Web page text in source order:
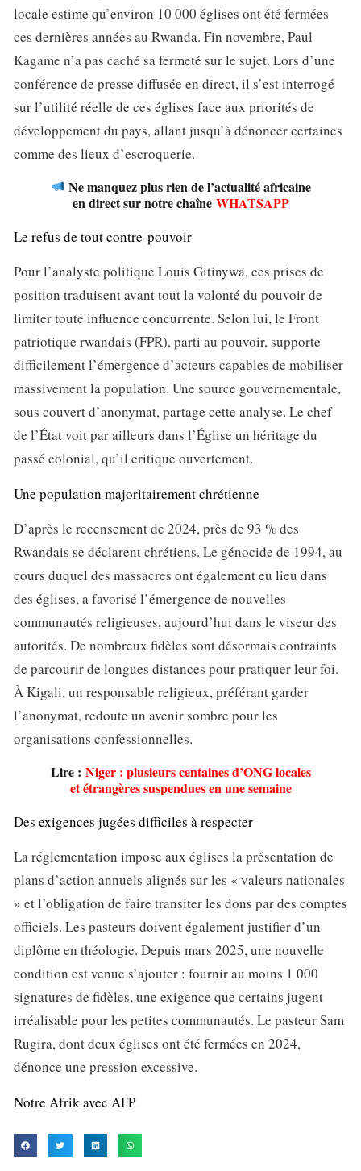
locale estime qu’environ 10 000 églises ont été fermées
ces dernières années au Rwanda. Fin novembre, Paul
Kagame n’a pas caché sa fermeté sur le sujet. Lors d’une
conférence de presse diffusée en direct, il s’est interrogé
sur l’utilité réelle de ces églises face aux priorités de
développement du pays, allant jusqu’à dénoncer certaines
comme des lieux d’escroquerie.
Ne manquez plus rien de l’actualité africaine
en direct sur notre chaîne WHATSAPP
Le refus de tout contre-pouvoir
Pour l’analyste politique Louis Gitinywa, ces prises de
position traduisent avant tout la volonté du pouvoir de
limiter toute influence concurrente. Selon lui, le Front
patriotique rwandais (FPR), parti au pouvoir, supporte
difficilement l’émergence d’acteurs capables de mobiliser
massivement la population. Une source gouvernementale,
sous couvert d’anonymat, partage cette analyse. Le chef
de l’État voit par ailleurs dans l’Église un héritage du
passé colonial, qu’il critique ouvertement.
Une population majoritairement chrétienne
D’après le recensement de 2024, près de 93 % des
Rwandais se déclarent chrétiens. Le génocide de 1994, au
cours duquel des massacres ont également eu lieu dans
des églises, a favorisé l’émergence de nouvelles
communautés religieuses, aujourd’hui dans le viseur des
autorités. De nombreux fidèles sont désormais contraints
de parcourir de longues distances pour pratiquer leur foi.
À Kigali, un responsable religieux, préférant garder
l’anonymat, redoute un avenir sombre pour les
organisations confessionnelles.
Lire : Niger : plusieurs centaines d’ONG locales
et étrangères suspendues en une semaine
Des exigences jugées difficiles à respecter
La réglementation impose aux églises la présentation de
plans d’action annuels alignés sur les « valeurs nationales
» et l’obligation de faire transiter les dons par des comptes
officiels. Les pasteurs doivent également justifier d’un
diplôme en théologie. Depuis mars 2025, une nouvelle
condition est venue s’ajouter : fournir au moins 1 000
signatures de fidèles, une exigence que certains jugent
irréalisable pour les petites communautés. Le pasteur Sam
Rugira, dont deux églises ont été fermées en 2024,
dénonce une pression excessive.
Notre Afrik avec AFP